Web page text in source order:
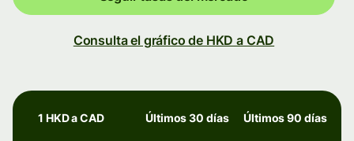
Consulta el gráfico de HKD a CAD
1 HKD a CAD Últimos 30 días Últimos 90 días